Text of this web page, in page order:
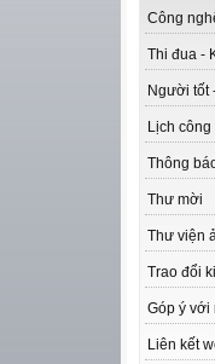
Công
Thi đua -
Người tốt
Lịch công
Thông
Thư mời
Thư viện
Trao đổi
Góp ý với
Liên kết